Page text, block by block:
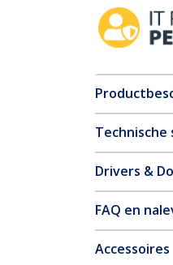
Technische
Drivers &
FAQ en
Accessoires